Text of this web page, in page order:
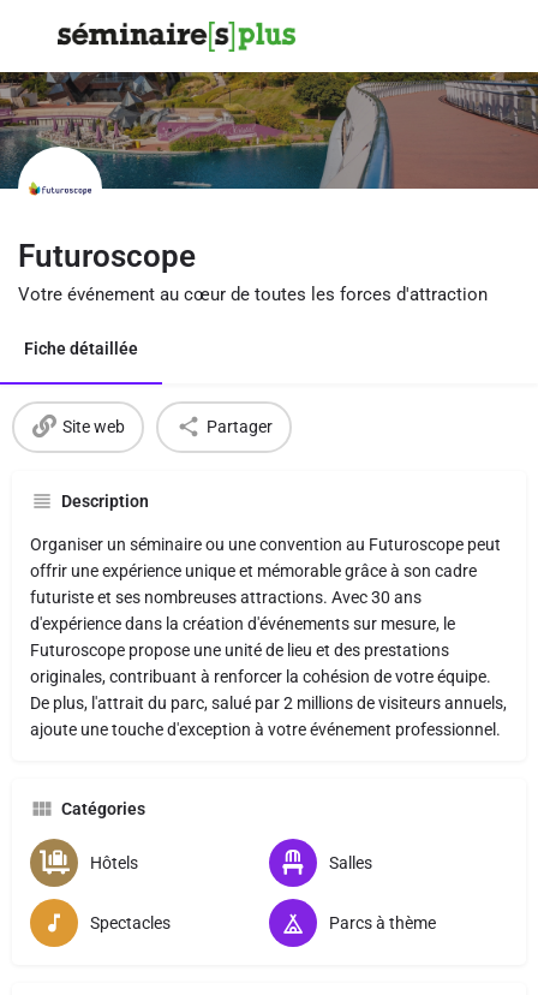
Futuroscope
Votre événement au cœur de toutes les forces d'attraction
Fiche détaillée
Site web Partager
Description
Organiser un séminaire ou une convention au Futuroscope peut
offrir une expérience unique et mémorable grâce à son cadre
futuriste et ses nombreuses attractions. Avec 30 ans
d'expérience dans la création d'événements sur mesure, le
Futuroscope propose une unité de lieu et des prestations
originales, contribuant à renforcer la cohésion de votre équipe.
De plus, l'attrait du parc, salué par 2 millions de visiteurs annuels,
ajoute une touche d'exception à votre événement professionnel.
Catégories
Hôtels Salles
Spectacles Parcs à thème